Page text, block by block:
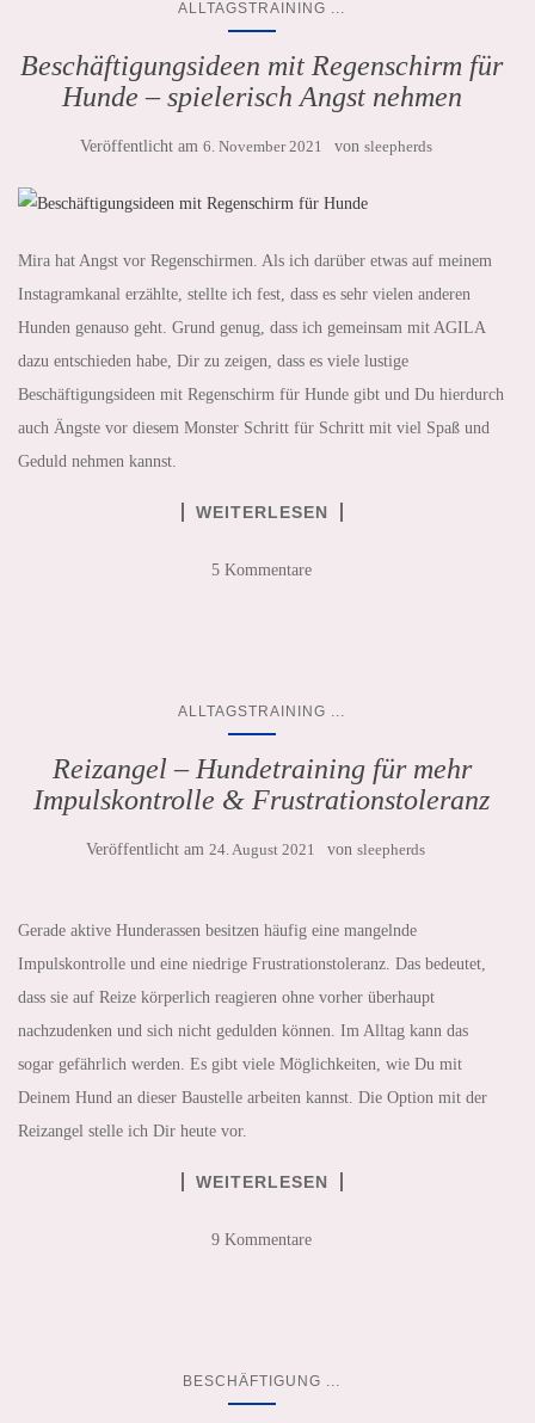
ALLTAGSTRAINING
Beschäftigungsideen mit Regenschirm für
Hunde – spielerisch Angst nehmen
Veröffentlicht am 6. November 2021 von sleepherds
Mira hat Angst vor Regenschirmen. Als ich darüber etwas auf meinem
Instagramkanal erzählte, stellte ich fest, dass es sehr vielen anderen
Hunden genauso geht. Grund genug, dass ich gemeinsam mit AGILA
dazu entschieden habe, Dir zu zeigen, dass es viele lustige
Beschäftigungsideen mit Regenschirm für Hunde gibt und Du hierdurch
auch Ängste vor diesem Monster Schritt für Schritt mit viel Spaß und
Geduld nehmen kannst.
WEITERLESEN
5 Kommentare
ALLTAGSTRAINING
Reizangel – Hundetraining für mehr
Impulskontrolle & Frustrationstoleranz
Veröffentlicht am 24. August 2021 von sleepherds
Gerade aktive Hunderassen besitzen häufig eine mangelnde
Impulskontrolle und eine niedrige Frustrationstoleranz. Das bedeutet,
dass sie auf Reize körperlich reagieren ohne vorher überhaupt
nachzudenken und sich nicht gedulden können. Im Alltag kann das
sogar gefährlich werden. Es gibt viele Möglichkeiten, wie Du mit
Deinem Hund an dieser Baustelle arbeiten kannst. Die Option mit der
Reizangel stelle ich Dir heute vor.
WEITERLESEN
9 Kommentare
BESCHÄFTIGUNG